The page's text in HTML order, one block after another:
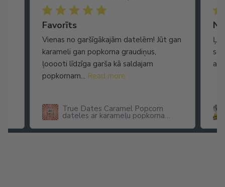
Favorīts
Vienas no garšīgākajām datelēm! Jūt gan
karameli gan popkorna graudiņus,
ļooooti līdzīga garša kā saldajam
popkornam... Read more
True Dates Caramel Popcorn
dateles ar karameļu popkorna
arī